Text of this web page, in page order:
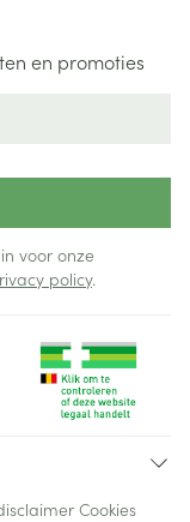
en promoties
voor onze
policy.
Cookies